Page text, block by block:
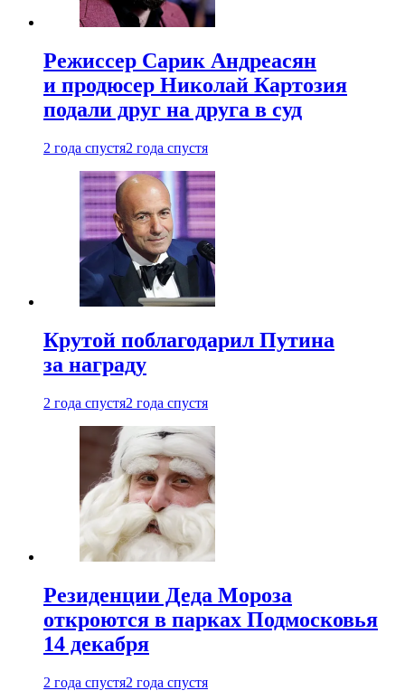
Режиссер Сарик Андреасян
и продюсер Николай Картозия
подали друг на друга в суд
2 года спустя2 года спустя
Крутой поблагодарил Путина
за награду
2 года спустя2 года спустя
Резиденции Деда Мороза
откроются в парках Подмосковья
14 декабря
2 года спустя2 года спустя